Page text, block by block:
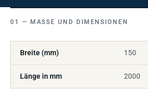
MASSE UND DIMENSIONEN
Breite (mm) 150
Länge in mm 2000